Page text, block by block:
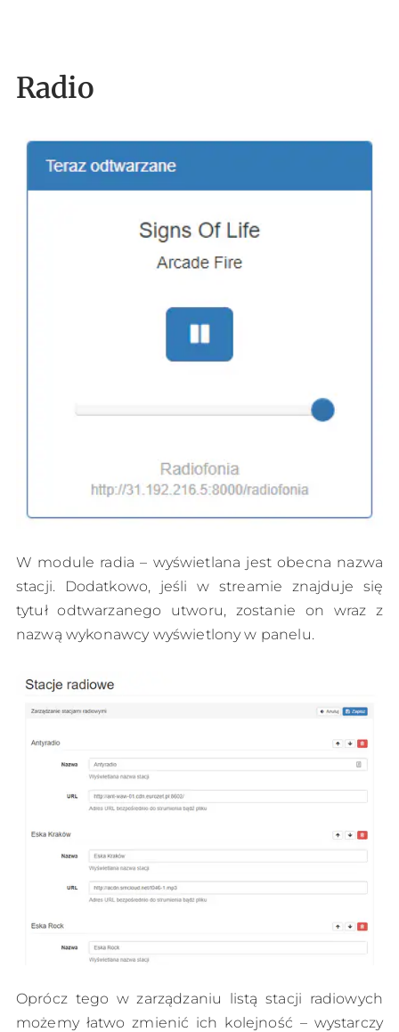
Radio
W module radia – wyświetlana jest obecna nazwa
stacji. Dodatkowo, jeśli w streamie znajduje się
tytuł odtwarzanego utworu, zostanie on wraz z
nazwą wykonawcy wyświetlony w panelu.
Oprócz tego w zarządzaniu listą stacji radiowych
możemy łatwo zmienić ich kolejność – wystarczy